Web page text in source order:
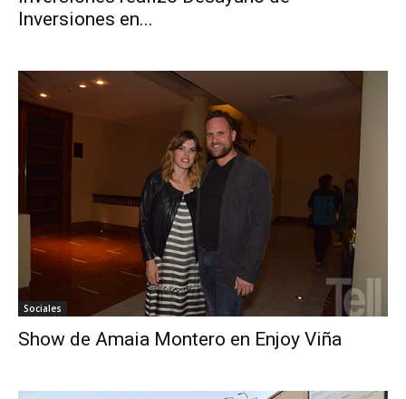
Inversiones en...
Sociales
Show de Amaia Montero en Enjoy Viña